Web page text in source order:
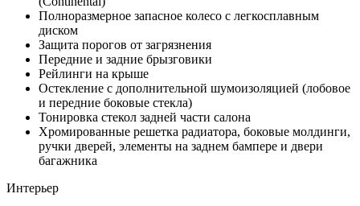
Полноразмерное запасное колесо с легкосплавным
диском
Защита порогов от загрязнения
Передние и задние брызговики
Рейлинги на крыше
Остекление с дополнительной шумоизоляцией (лобовое
и передние боковые стекла)
Тонировка стекол задней части салона
Хромированные решетка радиатора, боковые молдинги,
ручки дверей, элементы на заднем бампере и двери
багажника
Интерьер